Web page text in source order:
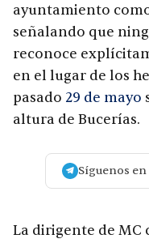
ayuntamiento
señalando que
reconoce
en el lugar de los
pasado 29 de mayo
altura de Bucerías.
Síguenos
La dirigente de